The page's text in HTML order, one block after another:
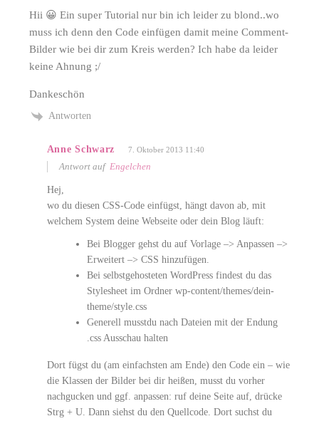
Hii 😀 Ein super Tutorial nur bin ich leider zu blond..wo
muss ich denn den Code einfügen damit meine Comment-
Bilder wie bei dir zum Kreis werden? Ich habe da leider
keine Ahnung ;/
Dankeschön
Antworten
Anne Schwarz 7. Oktober 2013 11:40
Antwort auf Engelchen
Hej,
wo du diesen CSS-Code einfügst, hängt davon ab, mit
welchem System deine Webseite oder dein Blog läuft:
Bei Blogger gehst du auf Vorlage –> Anpassen –>
Erweitert –> CSS hinzufügen.
Bei selbstgehosteten WordPress findest du das
Stylesheet im Ordner wp-content/themes/dein-
theme/style.css
Generell musstdu nach Dateien mit der Endung
.css Ausschau halten
Dort fügst du (am einfachsten am Ende) den Code ein – wie
die Klassen der Bilder bei dir heißen, musst du vorher
nachgucken und ggf. anpassen: ruf deine Seite auf, drücke
Strg + U. Dann siehst du den Quellcode. Dort suchst du